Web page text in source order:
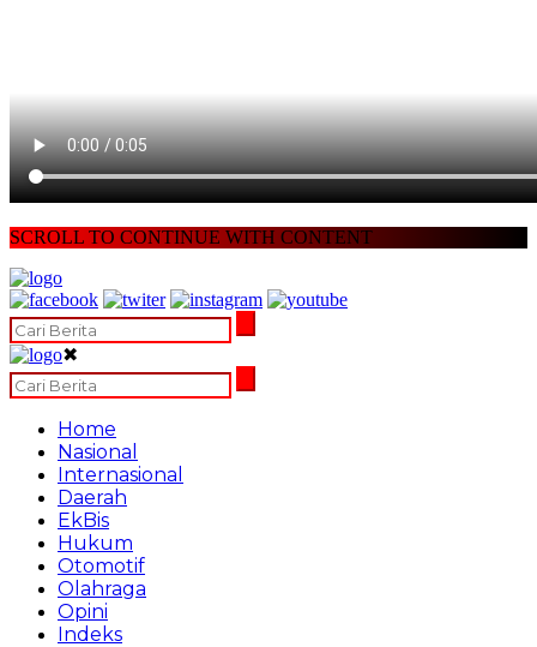
SCROLL TO CONTINUE WITH CONTENT
✖
Home
Nasional
Internasional
Daerah
EkBis
Hukum
Otomotif
Olahraga
Opini
Indeks